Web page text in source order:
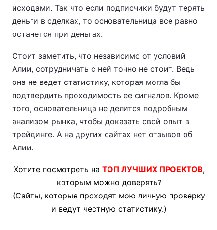
исходами. Так что если подписчики будут терять
деньги в сделках, то основательница все равно
останется при деньгах.
Стоит заметить, что независимо от условий
Алии, сотрудничать с ней точно не стоит. Ведь
она не ведет статистику, которая могла бы
подтвердить проходимость ее сигналов. Кроме
того, основательница не делится подробным
анализом рынка, чтобы доказать свой опыт в
трейдинге. А на других сайтах нет отзывов об
Алии.
Хотите посмотреть на ТОП ЛУЧШИХ ПРОЕКТОВ,
которым можно доверять?
(Сайты, которые проходят мою личную проверку
и ведут честную статистику.)